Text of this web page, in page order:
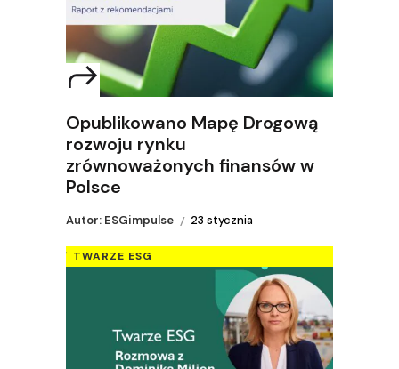
Opublikowano Mapę Drogową
rozwoju rynku
zrównoważonych finansów w
Polsce
Autor: ESGimpulse 23 stycznia
TWARZE ESG